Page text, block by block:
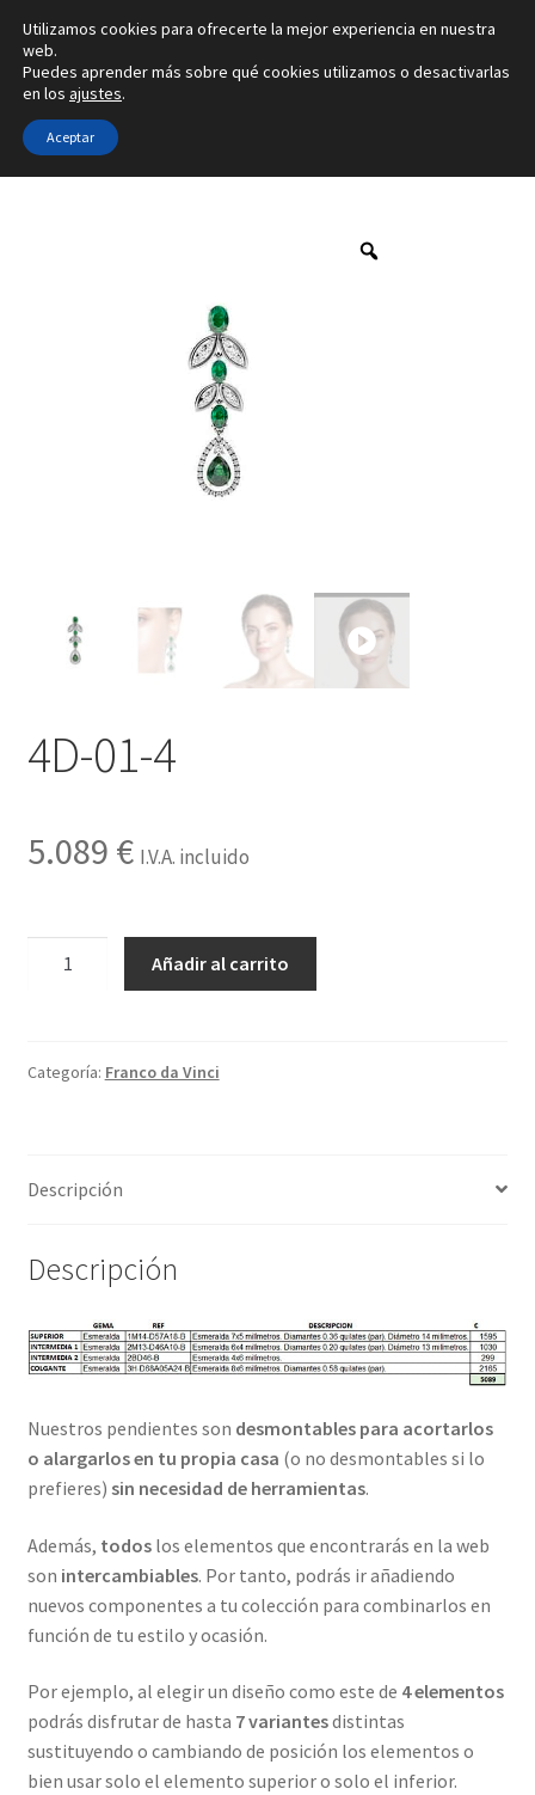
Ir
a
la
navegación
Ir
al
contenido
Inicio
Inicio Marca
4D-01-4
5.089 € I.V.A. incluido
Añadir al carrito
Categoría: Franco da Vinci
Descripción
Descripción
Nuestros pendientes son desmontables para acortarlos
o alargarlos en tu propia casa (o no desmontables si lo
prefieres) sin necesidad de herramientas.
Además, todoslos elementos que encontrarás en la web
son intercambiables. Por tanto, podrás ir añadiendo
nuevos componentes a tu colección para combinarlos en
función de tu estilo y ocasión.
Por ejemplo, al elegir un diseño como este de 4 elementos
podrás disfrutar de hasta 7 variantesdistintas
sustituyendo o cambiando de posición los elementos o
bien usar solo el elemento superior o solo el inferior.
Utilizamos cookies para ofrecerte la mejor experiencia en nuestra
web.
Puedes aprender más sobre qué cookies utilizamos o desactivarlas
en los ajustes.
Aceptar